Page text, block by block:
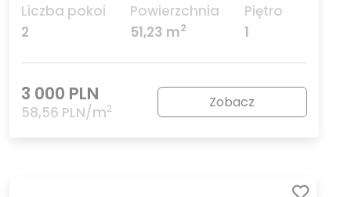
Liczba pokoi
2
Powierzchnia
51,23 m2
Piętro
1
3 000 PLN
58,56 PLN/m2 Zobacz